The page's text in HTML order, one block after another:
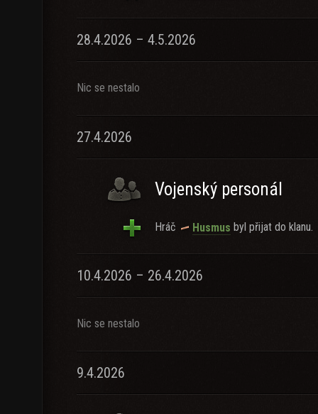
28.4.2026 – 4.5.2026
Nic se nestalo
27.4.2026
Vojenský personál
Hráč Husmus byl přijat do klanu.
10.4.2026 – 26.4.2026
Nic se nestalo
9.4.2026